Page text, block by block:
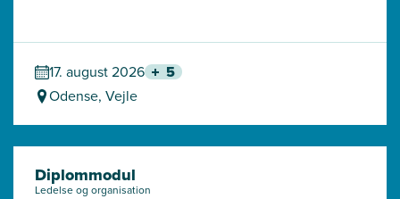
17. august 2026
5
Odense, Vejle
Diplommodul
Ledelse og organisation